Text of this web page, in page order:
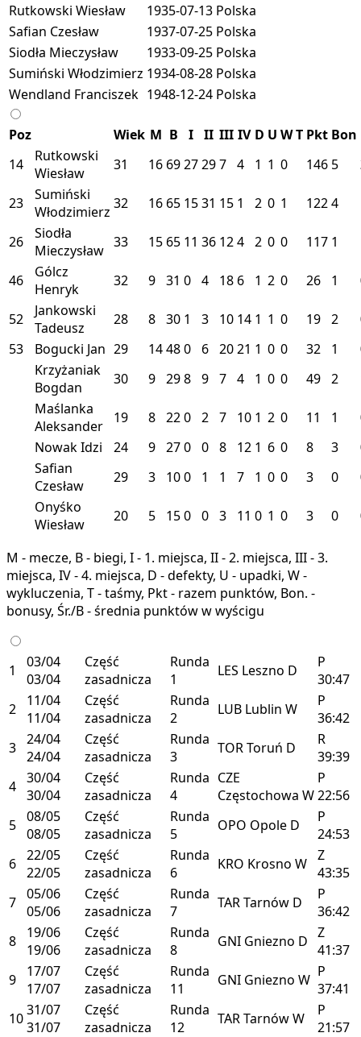
Rutkowski Wiesław
1935-07-13 Polska
Safian Czesław
1937-07-25 Polska
Siodła Mieczysław
1933-09-25 Polska
Sumiński Włodzimierz 1934-08-28 Polska
Wendland Franciszek 1948-12-24 Polska
Poz Wiek M B I II III IV D U WT Pkt Bon
14
Rutkowski
Wiesław
31 16 6927297 4 1 1 0 146 5
23
Sumiński
Włodzimierz 32 16 65 1531 15 1 2 0 1 1224
26
Siodła
Mieczysław 33 15 65 11 36 124 2 0 0 117 1
46
Gólcz
Henryk
32 9 31 0 4 18 6 1 2 0 26 1
52
Jankowski
Tadeusz
28 8 30 1 3 10 14 1 1 0 19 2
53
Bogucki Jan 29 14480 6 2021 1 0 0 32 1
Krzyżaniak
Bogdan
30 9 298 9 7 4 1 0 0 49 2
Maślanka
Aleksander
19 8 220 2 7 10 1 2 0 11 1
Nowak Idzi
24 9 270 0 8 12 1 6 0 8 3
Safian
Czesław
29 3 100 1 1 7 1 0 0 3 0
Onyśko
Wiesław
20 5 150 0 3 11 0 1 0 3 0
M - mecze, B - biegi, I - 1. miejsca, II - 2. miejsca, III - 3.
miejsca, IV - 4. miejsca, D - defekty, U - upadki, W -
wykluczenia, T - taśmy, Pkt - razem punktów, Bon. -
bonusy, Śr./B - średnia punktów w wyścigu
1
03/04
03/04
Część
zasadnicza
Runda
1
LES Leszno D
P
30:47
2
11/04
11/04
Część
zasadnicza
Runda
2
LUB Lublin W
P
36:42
3 24/04
24/04
Część
zasadnicza
Runda
3
TORToruń D
R
39:39
4 30/04
30/04
Część
zasadnicza
Runda
4
CZE
Częstochowa W
P
22:56
5 08/05
08/05
Część
zasadnicza
Runda
5
OPO Opole D
P
24:53
6 22/05
22/05
Część
zasadnicza
Runda
6
KRO Krosno W Z
43:35
7 05/06
05/06
Część
zasadnicza
Runda
7
TARTarnów D
P
36:42
8
19/06
19/06
Część
zasadnicza
Runda
8
GNI Gniezno D Z
41:37
9
17/07
17/07
Część
zasadnicza
Runda
11
GNI Gniezno W P
37:41
1031/07
31/07
Część
zasadnicza
Runda
12
TARTarnówW
P
21:57